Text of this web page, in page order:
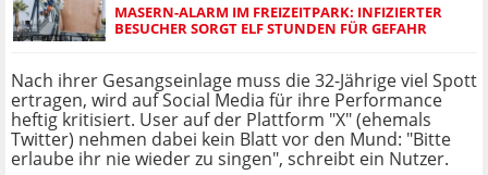
MASERN-ALARM IM FREIZEITPARK: INFIZIERTER
BESUCHER SORGT ELF STUNDEN FÜR GEFAHR
Nach ihrer Gesangseinlage muss die 32-Jährige viel Spott
ertragen, wird auf Social Media für ihre Performance
heftig kritisiert. User auf der Plattform "X" (ehemals
Twitter) nehmen dabei kein Blatt vor den Mund: "Bitte
erlaube ihr nie wieder zu singen", schreibt ein Nutzer.